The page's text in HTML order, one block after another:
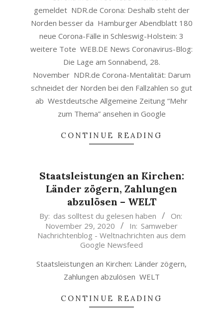
gemeldet NDR.de Corona: Deshalb steht der
Norden besser da Hamburger Abendblatt 180
neue Corona-Fälle in Schleswig-Holstein: 3
weitere Tote WEB.DE News Coronavirus-Blog:
Die Lage am Sonnabend, 28.
November NDR.de Corona-Mentalität: Darum
schneidet der Norden bei den Fallzahlen so gut
ab Westdeutsche Allgemeine Zeitung “Mehr
zum Thema” ansehen in Google
CONTINUE READING
Staatsleistungen an Kirchen:
Länder zögern, Zahlungen
abzulösen – WELT
2020-
29
By: das solltest du gelesen haben
On:
November 29, 2020
In: Samweber
Nachrichtenblog - Weltnachrichten aus dem
Google Newsfeed
Staatsleistungen an Kirchen: Länder zögern,
Zahlungen abzulösen WELT
CONTINUE READING